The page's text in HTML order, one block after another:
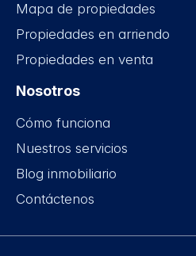
Mapa de propiedades
Propiedades en arriendo
Propiedades en venta
Nosotros
Cómo funciona
Nuestros servicios
Blog inmobiliario
Contáctenos